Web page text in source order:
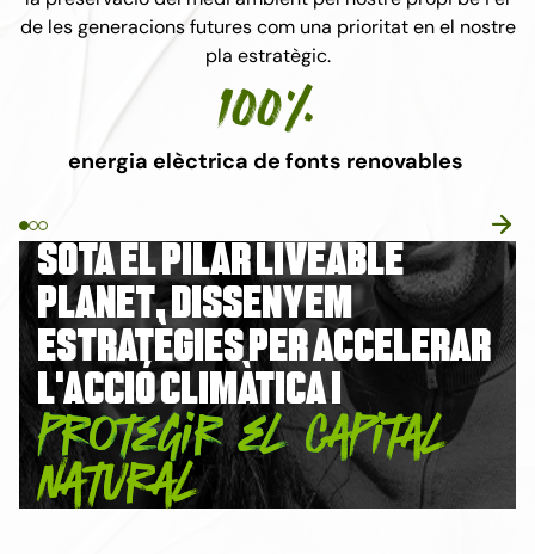
de les generacions futures com una prioritat en el nostre
pla estratègic.
100%
energia elèctrica de fonts renovables
Sota el pilar Liveable
Planet, dissenyem
estratègies per accelerar
l'acció climàtica i
protegir el capital
natural